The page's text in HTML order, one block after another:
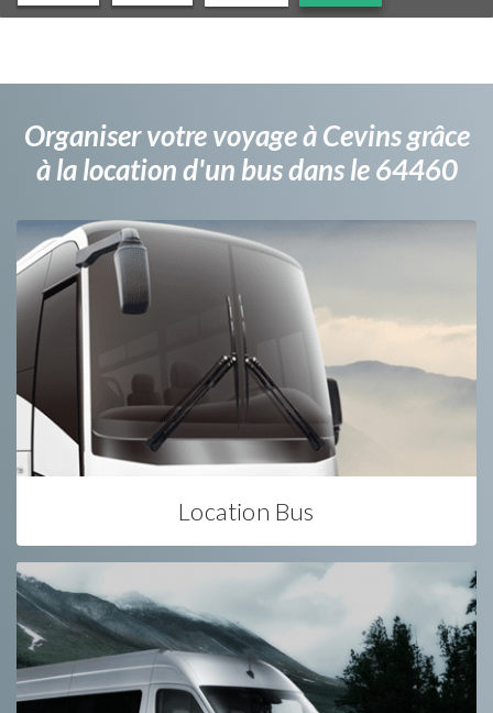
Organiser votre voyage à Cevins grâce
à la location d'un bus dans le 64460
Location Bus